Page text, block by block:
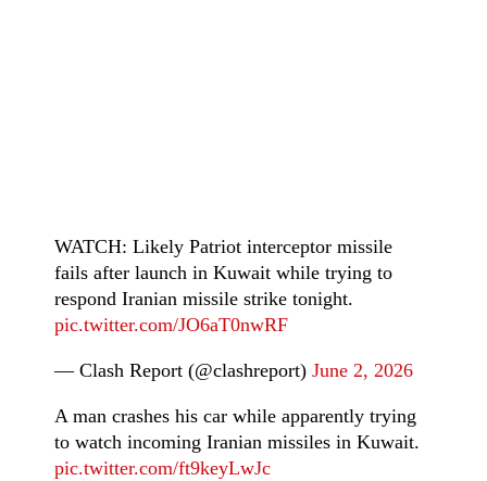
WATCH: Likely Patriot interceptor missile
fails after launch in Kuwait while trying to
respond Iranian missile strike tonight.
pic.twitter.com/JO6aT0nwRF
— Clash Report (@clashreport) June 2, 2026
A man crashes his car while apparently trying
to watch incoming Iranian missiles in Kuwait.
pic.twitter.com/ft9keyLwJc